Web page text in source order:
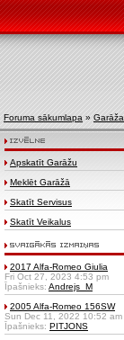
Foruma sākumlapa » Garāža
Apskatīt Garāžu
Meklēt Garāžā
Skatīt Servisus
Skatīt Veikalus
2017 Alfa-Romeo Giulia
Fri Oct 27, 2023 4:53 pm
Īpašnieks: Andrejs_M
2005 Alfa-Romeo 156SW
Sun Dec 11, 2022 10:52 am
Īpašnieks: PITJONS